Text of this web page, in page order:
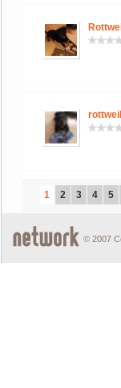
1 2 3 4 5
© 2007